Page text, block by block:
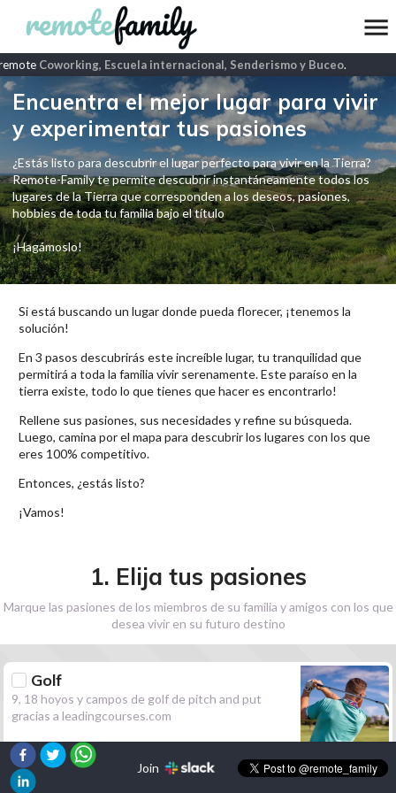
Coworking, Escuela internacional, Senderismo y Buceo.
Encuentra el mejor lugar para vivir
y experimentar tus pasiones
¿Estás listo para descubrir el lugar perfecto para vivir en la Tierra?
Remote-Family te permite descubrir instantáneamente todos los
lugares de la Tierra que corresponden a los deseos, pasiones,
hobbies de toda tu familia bajo el título
¡Hagámoslo!
Si está buscando un lugar donde pueda florecer, ¡tenemos la
solución!
En 3 pasos descubrirás este increíble lugar, tu tranquilidad que
permitirá a toda la familia vivir serenamente. Este paraíso en la
tierra existe, todo lo que tienes que hacer es encontrarlo!
Rellene sus pasiones, sus necesidades y refine su búsqueda.
Luego, camina por el mapa para descubrir los lugares con los que
eres 100% competitivo.
Entonces, ¿estás listo?
¡Vamos!
1. Elija tus pasiones
Marque las pasiones de los miembros de su familia y amigos con los que
desea vivir en su futuro destino
Golf
9, 18 hoyos y campos de golf de pitch and put
gracias a leadingcourses.com
Senderismo
Join